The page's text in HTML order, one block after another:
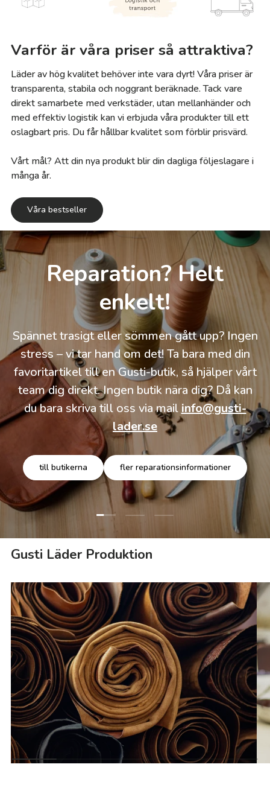
Varför är våra priser så attraktiva?
Läder av hög kvalitet behöver inte vara dyrt! Våra priser är
transparenta, stabila och noggrant beräknade. Tack vare
direkt samarbete med verkstäder, utan mellanhänder och
med effektiv logistik kan vi erbjuda våra produkter till ett
oslagbart pris. Du får hållbar kvalitet som förblir prisvärd.
Vårt mål? Att din nya produkt blir din dagliga följeslagare i
många år.
Våra bestseller
Reparation? Helt
enkelt!
Spännet trasigt eller sömmen gått upp? Ingen
stress – vi tar hand om det! Ta bara med din
favoritartikel till en Gusti-butik, så hjälper vårt
team dig direkt. Ingen butik nära dig? Då kan
du bara skriva till oss via mail info@gusti-
lader.se
till butikerna fler reparationsinformationer
Ladda bild 1 av 3
Ladda bild 2 av 3
Ladda bild 3 av 3
Gusti Läder Produktion